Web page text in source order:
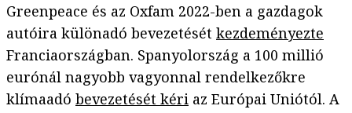
Greenpeace és az Oxfam 2022-ben a gazdagok
autóira különadó bevezetését kezdeményezte
Franciaországban. Spanyolország a 100 millió
eurónál nagyobb vagyonnal rendelkezőkre
klímaadó bevezetését kéri az Európai Uniótól. A